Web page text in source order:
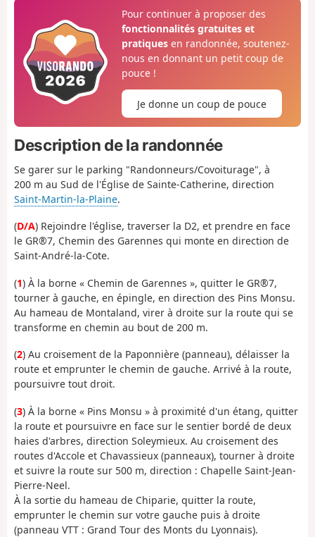
Pour continuer à proposer des
fonctionnalités gratuites et
pratiquesen randonnée, soutenez-
nous en donnant un petit coup de
pouce !
Je donne un coup de pouce
Description de la randonnée
Se garer sur le parking "Randonneurs/Covoiturage", à
200 m au Sud de l'Église de Sainte-Catherine, direction
Saint-Martin-la-Plaine.
(D/A) Rejoindre l'église, traverser la D2, et prendre en face
le GR®7, Chemin des Garennes qui monte en direction de
Saint-André-la-Cote.
(1) À la borne « Chemin de Garennes », quitter le GR®7,
tourner à gauche, en épingle, en direction des Pins Monsu.
Au hameau de Montaland, virer à droite sur la route qui se
transforme en chemin au bout de 200 m.
(2) Au croisement de la Paponnière (panneau), délaisser la
route et emprunter le chemin de gauche. Arrivé à la route,
poursuivre tout droit.
(3) À la borne « Pins Monsu » à proximité d'un étang, quitter
la route et poursuivre en face sur le sentier bordé de deux
haies d'arbres, direction Soleymieux. Au croisement des
routes d'Accole et Chavassieux (panneaux), tourner à droite
et suivre la route sur 500 m, direction : Chapelle Saint-Jean-
Pierre-Neel.
À la sortie du hameau de Chiparie, quitter la route,
emprunter le chemin sur votre gauche puis à droite
(panneau VTT : Grand Tour des Monts du Lyonnais).